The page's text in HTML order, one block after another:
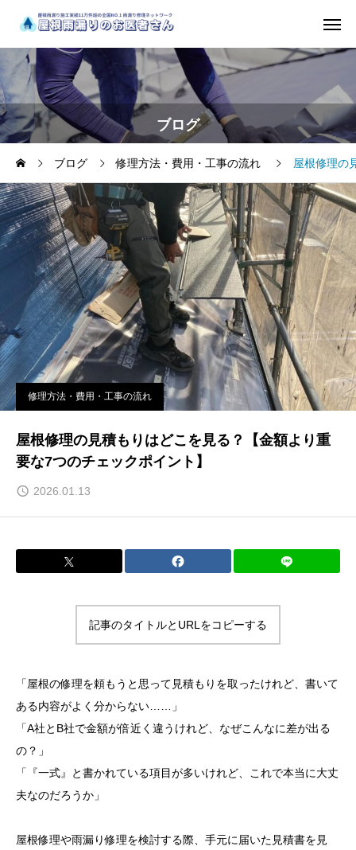
ブログ
ブログ 修理方法・費用・工事の流れ 屋根修理の
修理方法・費用・工事の流れ
屋根修理の見積もりはどこを見る？【金額より重
要な7つのチェックポイント】
2026.01.13
記事のタイトルとURLをコピーする
「屋根の修理を頼もうと思って見積もりを取ったけれど、書いて
ある内容がよく分からない……」
「A社とB社で金額が倍近く違うけれど、なぜこんなに差が出る
の？」
「『一式』と書かれている項目が多いけれど、これで本当に大丈
夫なのだろうか」
屋根修理や雨漏り修理を検討する際、手元に届いた見積書を見